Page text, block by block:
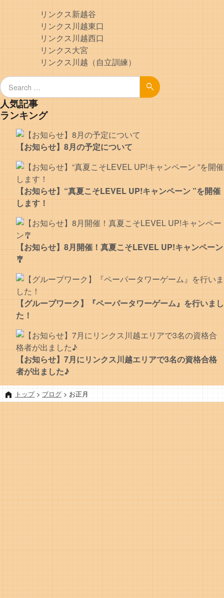
トップ> ブログ > お正月
リンクス新越谷
リンクス川越東口
リンクス川越西口
リンクス大宮
リンクス川越（自立訓練）
Search for:
Search
人気記事
ランキング
【お知らせ】8月の予定について
【お知らせ】“真夏こそLEVEL UP!キャンペーン ”を開催
します！
【お知らせ】8月開催！真夏こそLEVEL UP!キャンペーン
🎐
【グループワーク】『ペーパータワーゲーム』を行いまし
た！
【お知らせ】7月にリンクス川越エリアで3名の資格合格
者が出ました♪